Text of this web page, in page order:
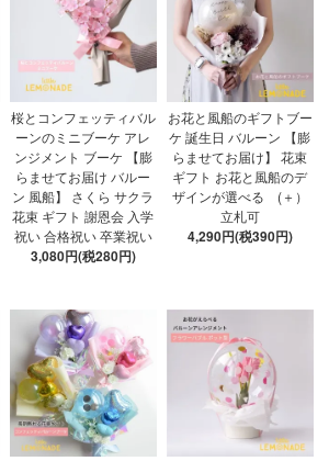
桜とコンフェッティバル
ーンのミニブーケ アレ
ンジメント ブーケ 【膨
らませてお届け バルー
ン 風船】 さくら サクラ
花束 ギフト 謝恩会 入学
祝い 合格祝い 卒業祝い
3,080円(税280円)
お花と風船のギフトブー
ケ 誕生日 バルーン 【膨
らませてお届け】 花束
ギフト お花と風船のデ
ザインが選べる (＋）
立札可
4,290円(税390円)